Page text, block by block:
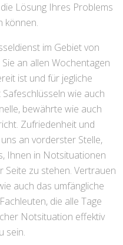
Lösung Ihres Problems
können.
im Gebiet von
an allen Wochentagen
ist und für jegliche
wie auch
bewährte wie auch
Zufriedenheit und
an vorderster Stelle,
Ihnen in Notsituationen
zu stehen. Vertrauen
auch das umfängliche
die alle Tage
Notsituation effektiv
sein.